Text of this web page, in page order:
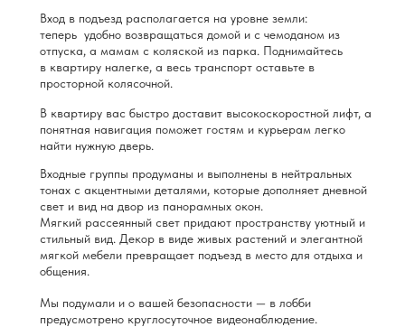
Вход в подъезд располагается на уровне земли:
теперь удобно возвращаться домой и с чемоданом из
отпуска, а мамам с коляской из парка. Поднимайтесь
в квартиру налегке, а весь транспорт оставьте в
просторной колясочной.
В квартиру вас быстро доставит высокоскоростной лифт, а
понятная навигация поможет гостям и курьерам легко
найти нужную дверь.
Входные группы продуманы и выполнены в нейтральных
тонах с акцентными деталями, которые дополняет дневной
свет и вид на двор из панорамных окон.
Мягкий рассеянный свет придают пространству уютный и
стильный вид. Декор в виде живых растений и элегантной
мягкой мебели превращает подъезд в место для отдыха и
общения.
Мы подумали и о вашей безопасности — в лобби
предусмотрено круглосуточное видеонаблюдение.